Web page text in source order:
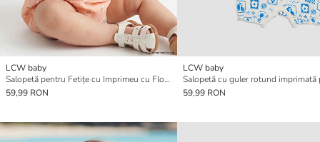
LCW baby
Salopetă pentru Fetițe cu Imprimeu cu Flori și Guler Rotund
59,99 RON
LCW baby
59,99 RON